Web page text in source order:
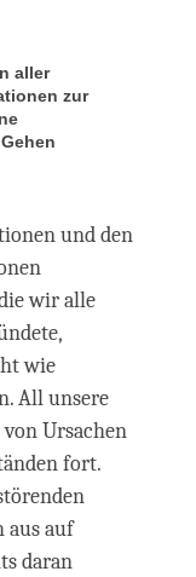
aller
zur
und den
wir alle
wie
All unsere
Ursachen
fort.
aus auf
daran